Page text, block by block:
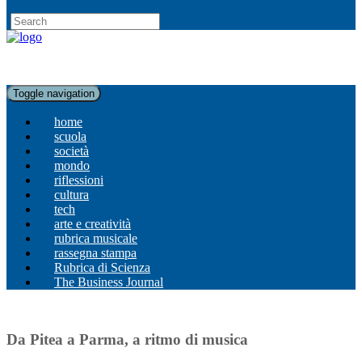
Toggle navigation
home
scuola
società
mondo
riflessioni
cultura
tech
arte e creatività
rubrica musicale
rassegna stampa
Rubrica di Scienza
The Business Journal
Da Pitea a Parma, a ritmo di musica